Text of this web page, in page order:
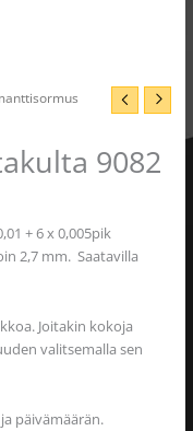
9082
+ 6 x 0,005pik
2,7 mm. Saatavilla
Joitakin kokoja
valitsemalla sen
päivämäärän.